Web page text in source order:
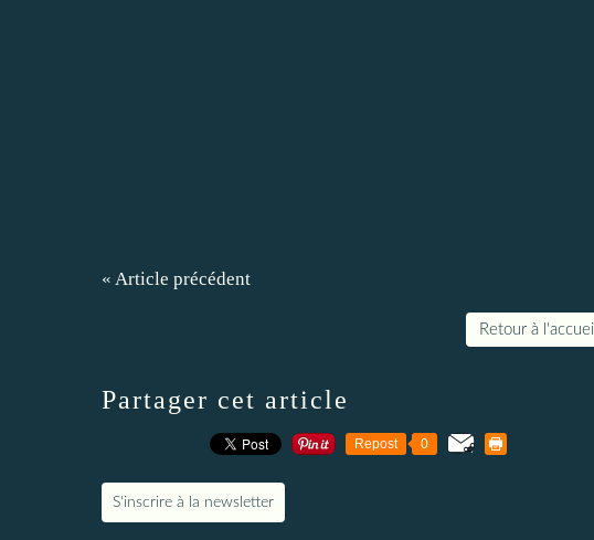
« Article précédent
Retour à l'accueil
Partager cet article
Repost 0
S'inscrire à la newsletter